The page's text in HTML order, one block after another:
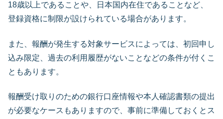
18歳以上であることや、日本国内在住であることなど、
登録資格に制限が設けられている場合があります。
また、報酬が発生する対象サービスによっては、初回申し
込み限定、過去の利用履歴がないことなどの条件が付くこ
ともあります。
報酬受け取りのための銀行口座情報や本人確認書類の提出
が必要なケースもありますので、事前に準備しておくとス